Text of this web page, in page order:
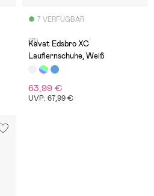
7 VERFÜGBAR
(0)
Kavat Edsbro XC
Lauflernschuhe, Weiß
63,99 €
UVP: 67,99 €